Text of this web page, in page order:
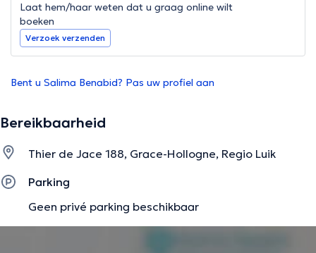
Laat hem/haar weten dat u graag online wilt
boeken
Verzoek verzenden
Bent u Salima Benabid? Pas uw profiel aan
Bereikbaarheid
Thier de Jace 188, Grace-Hollogne, Regio Luik
Parking
Geen privé parking beschikbaar